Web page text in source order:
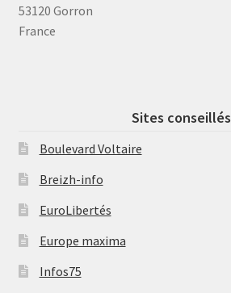
53120 Gorron
France
Sites conseillés
Boulevard Voltaire
Breizh-info
EuroLibertés
Europe maxima
Infos75